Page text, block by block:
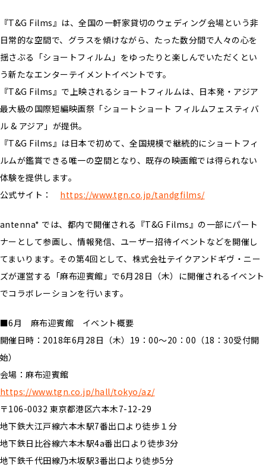
『T&G Films』は、全国の一軒家貸切のウェディング会場という非
日常的な空間で、グラスを傾けながら、たった数分間で人々の心を
揺さぶる「ショートフィルム」をゆったりと楽しんでいただくとい
う新たなエンターテイメントイベントです。
『T&G Films』で上映されるショートフィルムは、日本発・アジア
最大級の国際短編映画祭「ショートショート フィルムフェスティバ
ル & アジア」が提供。
『T&G Films』は日本で初めて、全国規模で継続的にショートフィ
ルムが鑑賞できる唯一の空間となり、既存の映画館では得られない
体験を提供します。
公式サイト： https://www.tgn.co.jp/tandgfilms/
antenna* では、都内で開催される『T&G Films』の一部にパート
ナーとして参画し、情報発信、ユーザー招待イベントなどを開催し
てまいります。その第4回として、株式会社テイクアンドギヴ・ニー
ズが運営する「麻布迎賓館」で6月28日（木）に開催されるイベント
でコラボレーションを行います。
■6月 麻布迎賓館 イベント概要
開催日時：2018年6月28日（木）19：00～20：00（18：30受付開
始）
会場：麻布迎賓館
https://www.tgn.co.jp/hall/tokyo/az/
〒106-0032 東京都港区六本木7-12-29
地下鉄大江戸線六本木駅7番出口より徒歩１分
地下鉄日比谷線六本木駅4a番出口より徒歩3分
地下鉄千代田線乃木坂駅3番出口より徒歩5分